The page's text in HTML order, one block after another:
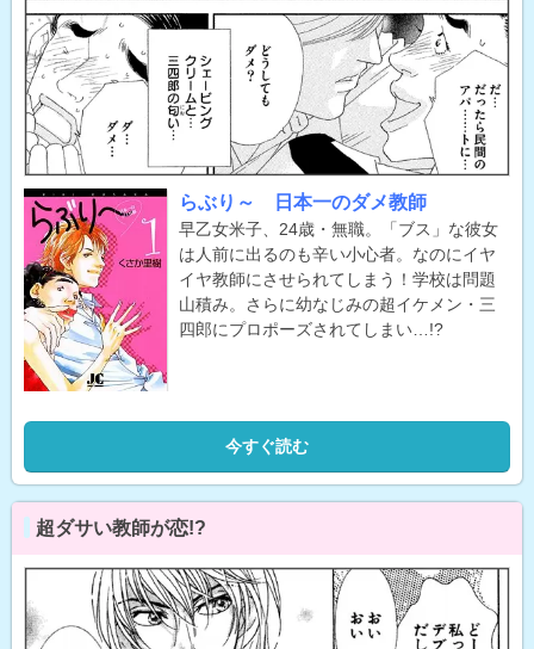
らぶり～ 日本一のダメ教師
早乙女米子、24歳・無職。「ブス」な彼女
は人前に出るのも辛い小心者。なのにイヤ
イヤ教師にさせられてしまう！学校は問題
山積み。さらに幼なじみの超イケメン・三
四郎にプロポーズされてしまい…!?
今すぐ読む
超ダサい教師が恋!?